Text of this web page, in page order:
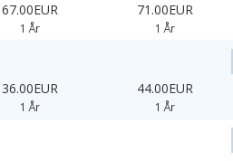
67.00EUR
1 År
71.00EUR
1 År
36.00EUR
1 År
44.00EUR
1 År